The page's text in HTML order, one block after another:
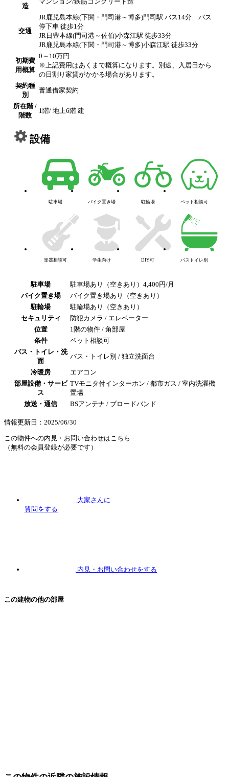
造
交通
JR鹿児島本線(下関・門司港～博多)門司駅 バス14分 バス
停下車 徒歩1分
JR日豊本線(門司港～佐伯)小森江駅 徒歩33分
JR鹿児島本線(下関・門司港～博多)小森江駅 徒歩33分
初期費
用概算
0～10万円
※上記費用はあくまで概算になります。別途、入居日から
の日割り家賃がかかる場合があります。
契約種
別
普通借家契約
所在階 /
階数
1階/ 地上6階 建
設備
駐車場 バイク置き場 駐輪場 ペット相談可
楽器相談可 学生向け DIY可 バストイレ別
駐車場
駐車場あり（空きあり）4,400円/月
バイク置き場
バイク置き場あり（空きあり）
駐輪場
駐輪場あり（空きあり）
セキュリティ
防犯カメラ / エレベーター
位置
1階の物件 / 角部屋
条件
ペット相談可
バス・トイレ・洗
面
バス・トイレ別 / 独立洗面台
冷暖房
エアコン
部屋設備・サービ
ス
TVモニタ付インターホン / 都市ガス / 室内洗濯機
置場
放送・通信
BSアンテナ / ブロードバンド
情報更新日：2025/06/30
この物件への内見・お問い合わせはこちら
（無料の会員登録が必要です）
大家さんに
質問をする
内見 ・お問い合わせをする
この建物の他の部屋